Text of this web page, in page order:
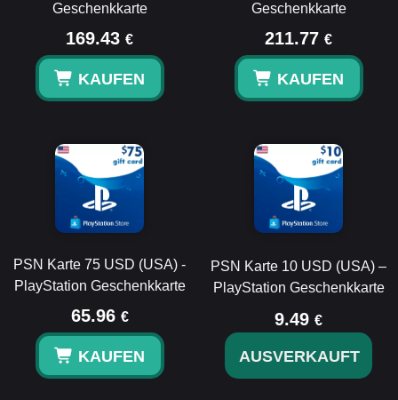
Geschenkkarte
169.43 €
KAUFEN
Geschenkkarte
211.77 €
KAUFEN
PSN Karte 75 USD (USA) -
PlayStation Geschenkkarte
65.96 €
KAUFEN
PSN Karte 10 USD (USA) –
PlayStation Geschenkkarte
9.49 €
AUSVERKAUFT